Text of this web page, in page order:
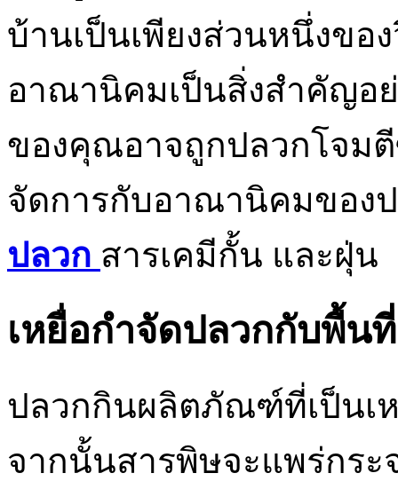
บ้านเป็นเพียงส่วนหนึ่งขอ
อาณานิคมเป็นสิ่งสำคัญอ
ของคุณอาจถูกปลวกโจม
จัดการกับอาณานิคมของ
ปลวก สารเคมีกั้น และฝุ่น
เหยื่อกำจัดปลวกกับพื้น
ปลวกกินผลิตภัณฑ์ที่เป็นเ
จากนั้นสารพิษจะแพร่กร